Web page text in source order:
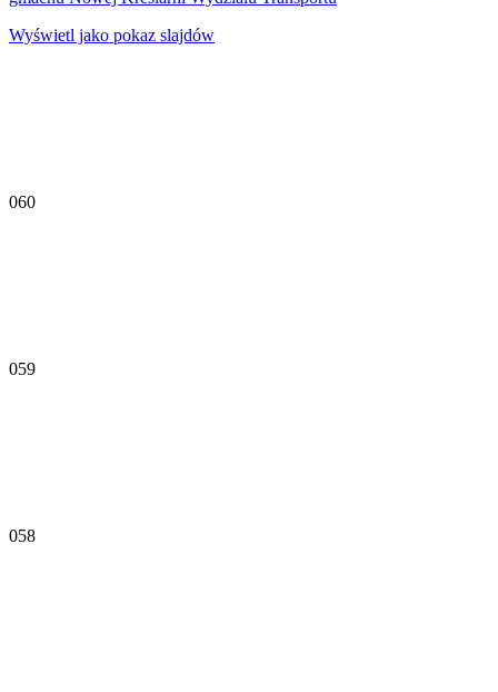
Wyświetl jako pokaz slajdów
060
059
058